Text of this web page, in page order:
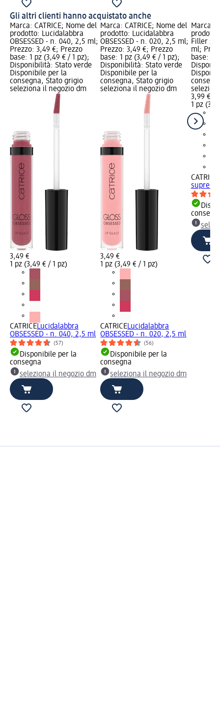
Gli altri clienti hanno acquistato anche
Marca: CATRICE; Nome del
prodotto: Lucidalabbra
OBSESSED - n. 040, 2,5 ml;
Prezzo: 3,49 €; Prezzo
base: 1 pz (3,49 € / 1 pz);
Disponibilità: Stato verde
Disponibile per la
consegna, Stato grigio
seleziona il negozio dm
3,49 €
1 pz (3,49 € / 1 pz)
CATRICELucidalabbra
OBSESSED - n. 040, 2,5 ml
(57)
Disponibile per la
consegna
seleziona il negozio dm
Marca: CATRICE; Nome del
prodotto: Lucidalabbra
OBSESSED - n. 020, 2,5 ml;
Prezzo: 3,49 €; Prezzo
base: 1 pz (3,49 € / 1 pz);
Disponibilità: Stato verde
Disponibile per la
consegna, Stato grigio
seleziona il negozio dm
3,49 €
1 pz (3,49 € / 1 pz)
CATRICELucidalabbra
OBSESSED - n. 020, 2,5 ml
(56)
Disponibile per la
consegna
seleziona il negozio dm
Marca:
Filler
ml;
base: 1
3,99 €
1 pz
CATRICE